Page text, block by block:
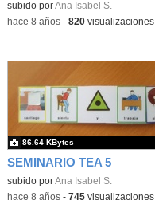
subido porAna Isabel S.
-hace 8 años- 820visualizaciones
SEMINARIO TEA 5
subido porAna Isabel S.
86.64 KBytes
-hace 8 años- 745visualizaciones